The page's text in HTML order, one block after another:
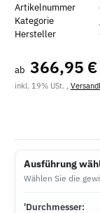
Artikelnummer
Kategorie
Hersteller
ab 366,95 €
inkl. 19% USt. ,
Ausführung
Wählen Sie die
'Durchmesser: